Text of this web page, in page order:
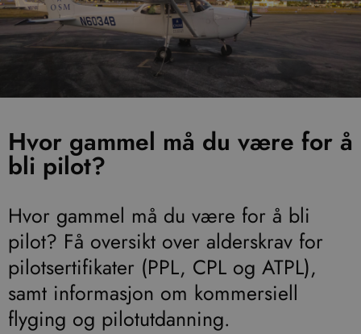
Hvor gammel må du være for å
bli pilot?
Hvor gammel må du være for å bli
pilot? Få oversikt over alderskrav for
pilotsertifikater (PPL, CPL og ATPL),
samt informasjon om kommersiell
flyging og pilotutdanning.